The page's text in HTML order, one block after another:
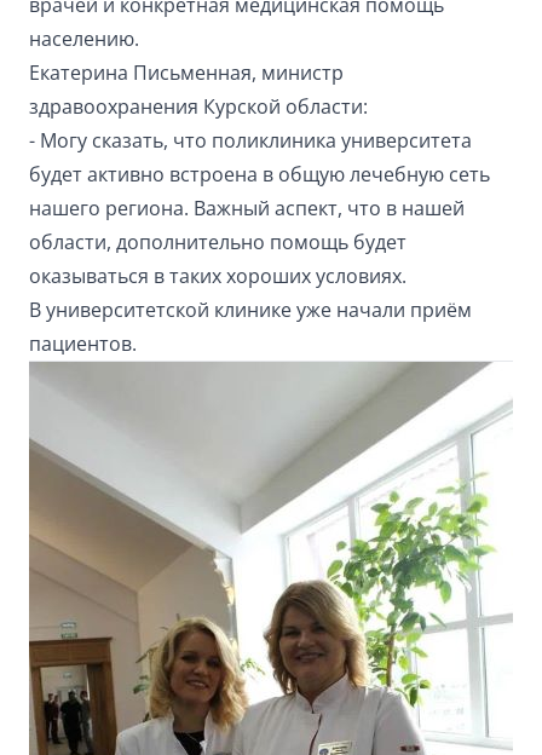
населению.
Екатерина Письменная, министр
здравоохранения Курской области:
- Могу сказать, что поликлиника университета
будет активно встроена в общую лечебную сеть
нашего региона. Важный аспект, что в нашей
области, дополнительно помощь будет
оказываться в таких хороших условиях.
В университетской клинике уже начали приём
пациентов.